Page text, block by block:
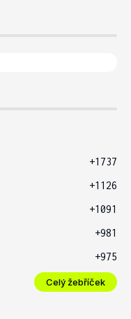
+1737
+1126
+1091
+981
+975
Celý žebříček